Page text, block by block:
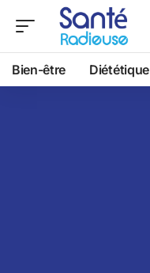
Bien-être Diététique